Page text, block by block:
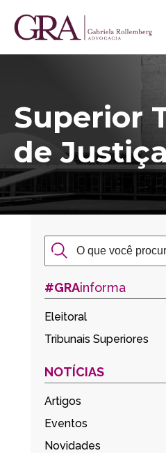
Superior
de Justiça
#GRAinforma
Eleitoral
Tribunais Superiores
NOTÍCIAS
Artigos
Eventos
Novidades